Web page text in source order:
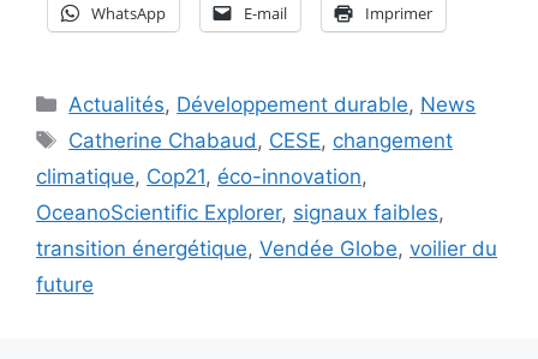
WhatsApp E-mail Imprimer
Catégories
Actualités, Développement durable, News
Étiquettes
Catherine Chabaud , CESE, changement
climatique, Cop21, éco-innovation,
OceanoScientific Explorer, signaux faibles,
transition énergétique, Vendée Globe, voilier du
future